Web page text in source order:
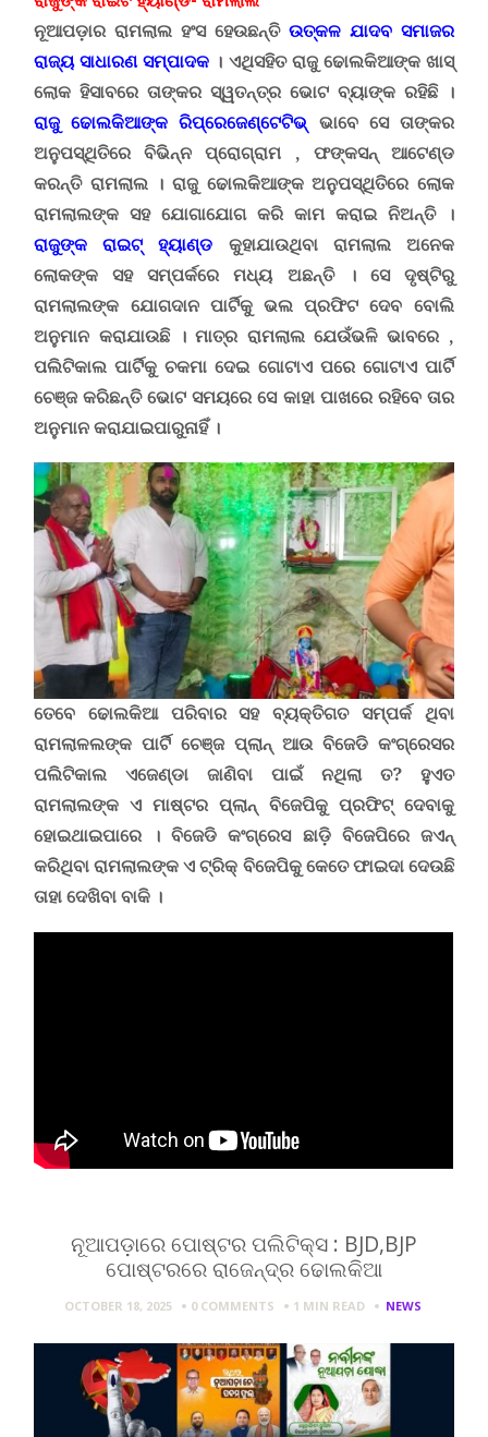
ନୂଆପଡ଼ାର ରାମଲାଲ ହଂସ ହେଉଛନ୍ତି ଉତ୍କଳ ଯାଦବ ସମାଜର
ରାଜ୍ୟ ସାଧାରଣ ସମ୍ପାଦକ । ଏଥିସହିତ ରାଜୁ ଢୋଲକିଆଙ୍କ ଖାସ୍
ଲୋକ ହିସାବରେ ତାଙ୍କର ସ୍ୱତନ୍ତ୍ର ଭୋଟ ବ୍ୟାଙ୍କ ରହିଛି ।
ରାଜୁ ଢୋଲକିଆଙ୍କ ରିପ୍ରେଜେଣ୍ଟେଟିଭ୍ ଭାବେ ସେ ତାଙ୍କର
ଅନୁପସ୍ଥିତିରେ ବିଭିନ୍ନ ପ୍ରୋଗ୍ରାମ , ଫଙ୍କସନ୍ ଆଟେଣ୍ଡ
କରନ୍ତି ରାମଲାଲ । ରାଜୁ ଢୋଲକିଆଙ୍କ ଅନୁପସ୍ଥିତିରେ ଲୋକ
ରାମଲାଲଙ୍କ ସହ ଯୋଗାଯୋଗ କରି କାମ କରାଇ ନିଅନ୍ତି ।
ରାଜୁଙ୍କ ରାଇଟ୍ ହ୍ୟାଣ୍ଡ କୁହାଯାଉଥିବା ରାମଲାଲ ଅନେକ
ଲୋକଙ୍କ ସହ ସମ୍ପର୍କରେ ମଧ୍ୟ ଅଛନ୍ତି । ସେ ଦୃଷ୍ଟିରୁ
ରାମଲାଲଙ୍କ ଯୋଗଦାନ ପାର୍ଟିକୁ ଭଲ ପ୍ରଫିଟ ଦେବ ବୋଲି
ଅନୁମାନ କରାଯାଉଛି । ମାତ୍ର ରାମଲାଲ ଯେଉଁଭଳି ଭାବରେ ,
ପଲିଟିକାଲ ପାର୍ଟିକୁ ଚକମା ଦେଇ ଗୋଟାଏ ପରେ ଗୋଟାଏ ପାର୍ଟି
ଚେଞ୍ଜ କରିଛନ୍ତି ଭୋଟ ସମୟରେ ସେ କାହା ପାଖରେ ରହିବେ ତାର
ଅନୁମାନ କରାଯାଇପାରୁନାହିଁ ।
ତେବେ ଢୋଲକିଆ ପରିବାର ସହ ବ୍ୟକ୍ତିଗତ ସମ୍ପର୍କ ଥିବା
ରାମଲାଳଲଙ୍କ ପାର୍ଟି ଚେଞ୍ଜ ପ୍ଲାନ୍ ଆଉ ବିଜେଡି କଂଗ୍ରେସର
ପଲିଟିକାଲ ଏଜେଣ୍ଡା ଜାଣିବା ପାଇଁ ନଥିଲା ତ? ହୁଏତ
ରାମଲାଲଙ୍କ ଏ ମାଷ୍ଟର ପ୍ଲାନ୍ ବିଜେପିକୁ ପ୍ରଫିଟ୍ ଦେବାକୁ
ହୋଇଥାଇପାରେ ।ବିଜେଡି କଂଗ୍ରେସ ଛାଡ଼ି ବିଜେପିରେ ଜଏନ୍
କରିଥିବା ରାମଲାଲଙ୍କ ଏ ଟ୍ରିକ୍ ବିଜେପିକୁ କେତେ ଫାଇଦା ଦେଉଛି
ତାହା ଦେଖିବା ବାକି ।
ନୂଆପଡ଼ାରେ ପୋଷ୍ଟର ପଲିଟିକ୍ସ : BJD,BJP
ପୋଷ୍ଟରରେ ରାଜେନ୍ଦ୍ର ଢୋଲକିଆ
OCTOBER 18, 2025 0 COMMENTS 1 MIN READ NEWS